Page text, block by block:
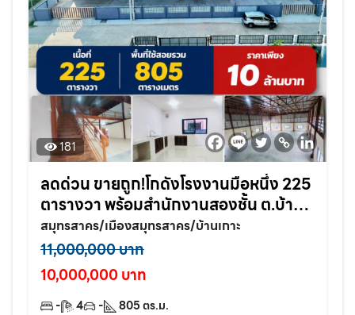
181
ลดด่วน ขายถูก!โกดังโรงงานมือหนึ่ง 225
ตารางวา พร้อมสำนักงานสองชั้น ต.บ้าน
เกาะ อ.เมือง จ.สมุทรสาคร
สมุทรสาคร/เมืองสมุทรสาคร/บ้านเกาะ
11,000,000 บาท
10,000,000 บาท
- 4 - 805ตร.ม.